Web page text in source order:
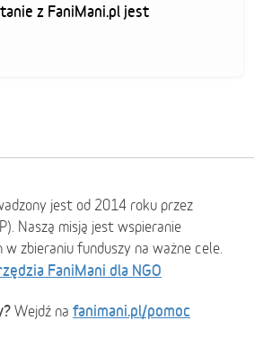
z FaniMani.pl jest
jest od 2014 roku przez
Naszą misją jest wspieranie
w zbieraniu funduszy na ważne cele.
FaniMani dla NGO
Wejdź na fanimani.pl/pomoc